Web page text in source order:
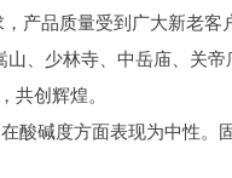
产品质量受到广大新老客
、少林寺、中岳庙、关帝
共创辉煌。
酸碱度方面表现为中性。